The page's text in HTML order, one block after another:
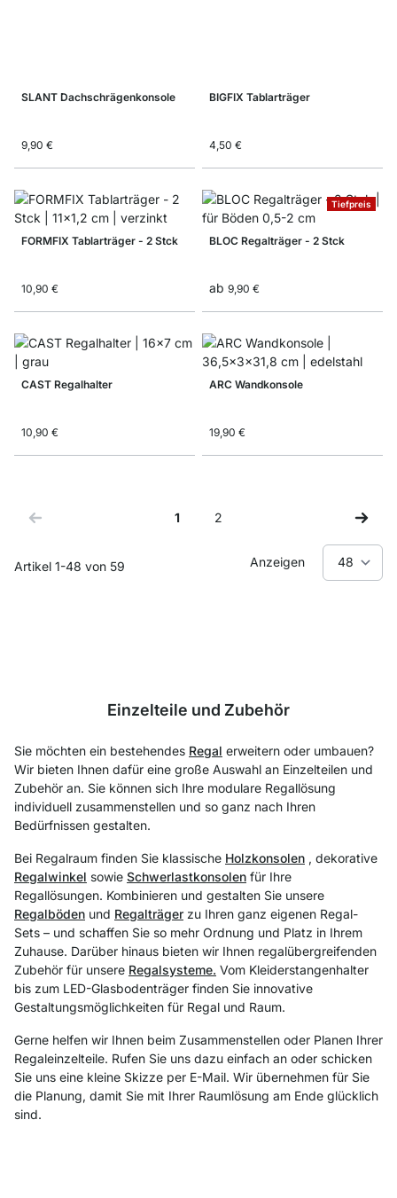
SLANT Dachschrägenkonsole
9,90 €
BIGFIX Tablarträger
4,50 €
FORMFIX Tablarträger - 2 Stck
10,90 €
Tiefpreis
BLOC Regalträger - 2 Stck
ab 9,90 €
CAST Regalhalter
10,90 €
ARC Wandkonsole
19,90 €
Artikel 1-48 von 59
Sie lesen gerade Seite
1
Seite
2
Anzeigen
Einzelteile und Zubehör
Sie möchten ein bestehendes Regal erweitern oder umbauen?
Wir bieten Ihnen dafür eine große Auswahl an Einzelteilen und
Zubehör an. Sie können sich Ihre modulare Regallösung
individuell zusammenstellen und so ganz nach Ihren
Bedürfnissen gestalten.
Bei Regalraum finden Sie klassische Holzkonsolen , dekorative
Regalwinkel sowie Schwerlastkonsolen für Ihre
Regallösungen. Kombinieren und gestalten Sie unsere
Regalböden und Regalträger zu Ihren ganz eigenen Regal-
Sets – und schaffen Sie so mehr Ordnung und Platz in Ihrem
Zuhause. Darüber hinaus bieten wir Ihnen regalübergreifenden
Zubehör für unsere Regalsysteme. Vom Kleiderstangenhalter
bis zum LED-Glasbodenträger finden Sie innovative
Gestaltungsmöglichkeiten für Regal und Raum.
Gerne helfen wir Ihnen beim Zusammenstellen oder Planen Ihrer
Regaleinzelteile. Rufen Sie uns dazu einfach an oder schicken
Sie uns eine kleine Skizze per E-Mail. Wir übernehmen für Sie
die Planung, damit Sie mit Ihrer Raumlösung am Ende glücklich
sind.